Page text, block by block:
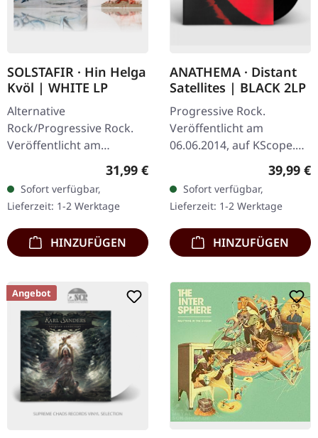
SOLSTAFIR · Hin Helga
Kvöl | WHITE LP
Alternative
Rock/Progressive Rock.
Veröffentlicht am
08.11.2024, auf Century
Media Records. Weißes
Vinyl mit Insert im
Gatefold, inklusive
speziellem…
Regulärer Preis:
31,99 €
Sofort verfügbar,
Lieferzeit: 1-2 Werktage
HINZUFÜGEN
ANATHEMA · Distant
Satellites | BLACK 2LP
Progressive Rock.
Veröffentlicht am
06.06.2014, auf KScope.
Schwarzes Doppel-Vinyl
Anathemas "Distant
Satellites" markiert eine…
39,99 €
Sofort verfügbar,
Lieferzeit: 1-2 Werktage
HINZUFÜGEN
Angebot